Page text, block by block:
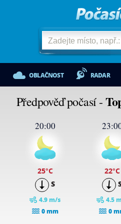
OBLAČNOST RADAR
Předpověď počasí -
20:00
25°C
S
4.9 m/s
0 mm
22°C
4.5
0